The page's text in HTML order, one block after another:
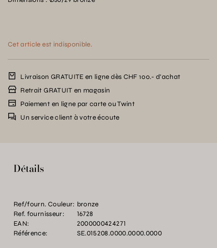
Cet article est indisponible.
Livraison GRATUITE en ligne dès CHF 100.- d’achat
Retrait GRATUIT en magasin
Paiement en ligne par carte ou Twint
Un service client à votre écoute
Détails
Ref/fourn. Couleur: bronze
Ref. fournisseur:
16728
EAN:
2000000424271
Référence:
SE.015208.0000.0000.0000